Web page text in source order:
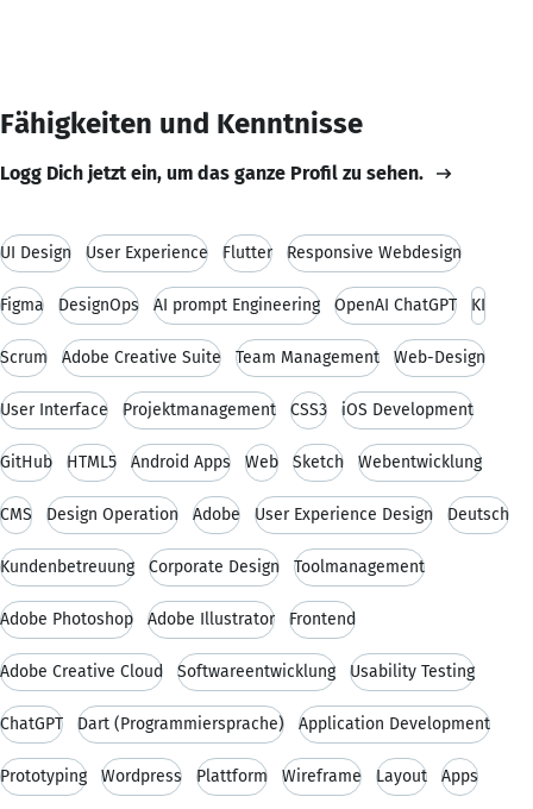
Fähigkeiten und Kenntnisse
Logg Dich jetzt ein, um das ganze Profil zu sehen.
UI Design User Experience Flutter Responsive Webdesign
Figma DesignOps AI prompt Engineering OpenAI ChatGPT KI
Scrum Adobe Creative Suite Team Management Web-Design
User Interface Projektmanagement CSS3 iOS Development
GitHub HTML5 Android Apps Web Sketch Webentwicklung
CMS Design Operation Adobe User Experience Design Deutsch
Kundenbetreuung Corporate Design Toolmanagement
Adobe Photoshop Adobe Illustrator Frontend
Adobe Creative Cloud Softwareentwicklung Usability Testing
ChatGPT Dart (Programmiersprache) Application Development
Prototyping Wordpress Plattform Wireframe Layout Apps